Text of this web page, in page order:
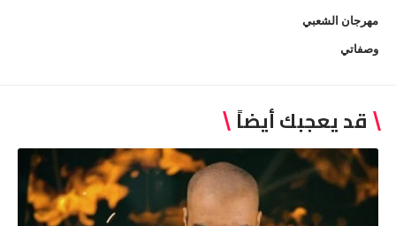
مهرجان الشعبي
وصفاتي
قد يعجبك أيضاً